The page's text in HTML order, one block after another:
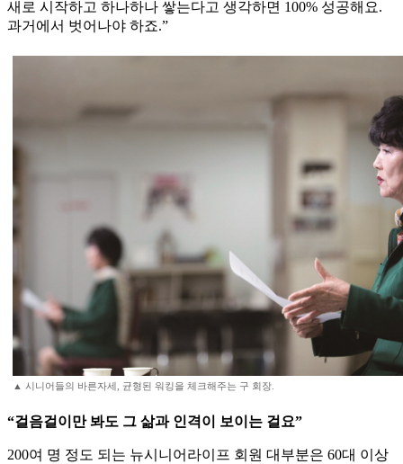
새로 시작하고 하나하나 쌓는다고 생각하면 100% 성공해요.
과거에서 벗어나야 하죠.”
▲ 시니어들의 바른자세, 균형된 워킹을 체크해주는 구 회장.
“걸음걸이만 봐도 그 삶과 인격이 보이는 걸요”
200여 명 정도 되는 뉴시니어라이프 회원 대부분은 60대 이상